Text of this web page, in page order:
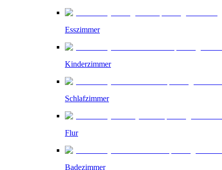
Esszimmer
Kinderzimmer
Schlafzimmer
Flur
Badezimmer